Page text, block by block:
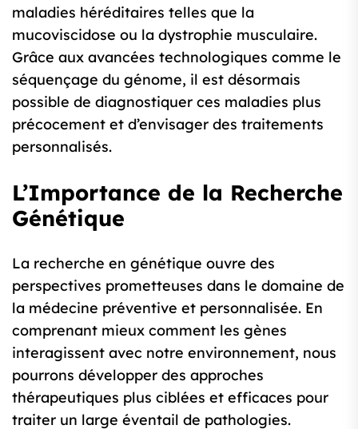
maladies héréditaires telles que la
mucoviscidose ou la dystrophie musculaire.
Grâce aux avancées technologiques comme le
séquençage du génome, il est désormais
possible de diagnostiquer ces maladies plus
précocement et d’envisager des traitements
personnalisés.
L’Importance de la Recherche
Génétique
La recherche en génétique ouvre des
perspectives prometteuses dans le domaine de
la médecine préventive et personnalisée. En
comprenant mieux comment les gènes
interagissent avec notre environnement, nous
pourrons développer des approches
thérapeutiques plus ciblées et efficaces pour
traiter un large éventail de pathologies.